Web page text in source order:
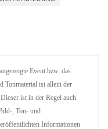
Event bzw. das
Tonmaterial ist allein der
ist in der Regel auch
, Ton- und
Informationen